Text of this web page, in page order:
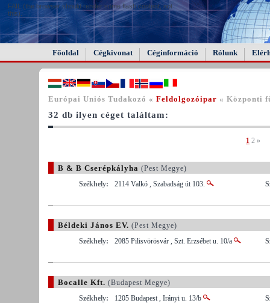
FAIL (the browser should render some flash content, not
this).
Főoldal Cégkivonat Céginformáció Rólunk
Európai Uniós Tudakozó « Feldolgozóipar « Központi
32 db ilyen céget találtam:
1 2 »
B & B Cserépkályha (Pest Megye)
Székhely:
2114 Valkó , Szabadság út 103.
Béldeki János EV. (Pest Megye)
Székhely:
2085 Pilisvörösvár , Szt. Erzsébet u. 10/a
Bocalle Kft. (Budapest Megye)
Székhely:
1205 Budapest , Irányi u. 13/b